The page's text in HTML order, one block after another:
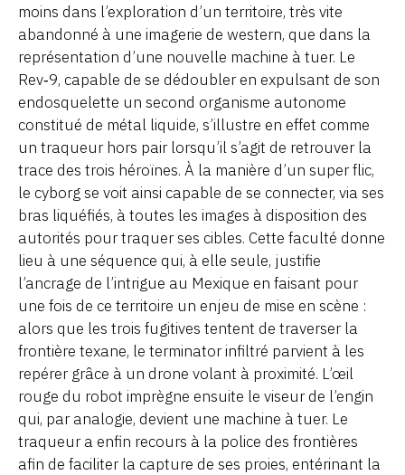
moins dans l’exploration d’un territoire, très vite
abandonné à une imagerie de western, que dans la
représentation d’une nouvelle machine à tuer. Le
Rev‑9, capable de se dédoubler en expulsant de son
endosquelette un second organisme autonome
constitué de métal liquide, s’illustre en effet comme
un traqueur hors pair lorsqu’il s’agit de retrouver la
trace des trois héroïnes. À la manière d’un super flic,
le cyborg se voit ainsi capable de se connecter, via ses
bras liquéfiés, à toutes les images à disposition des
autorités pour traquer ses cibles. Cette faculté donne
lieu à une séquence qui, à elle seule, justifie
l’ancrage de l’intrigue au Mexique en faisant pour
une fois de ce territoire un enjeu de mise en scène :
alors que les trois fugitives tentent de traverser la
frontière texane, le terminator infiltré parvient à les
repérer grâce à un drone volant à proximité. L’œil
rouge du robot imprègne ensuite le viseur de l’engin
qui, par analogie, devient une machine à tuer. Le
traqueur a enfin recours à la police des frontières
afin de faciliter la capture de ses proies, entérinant la